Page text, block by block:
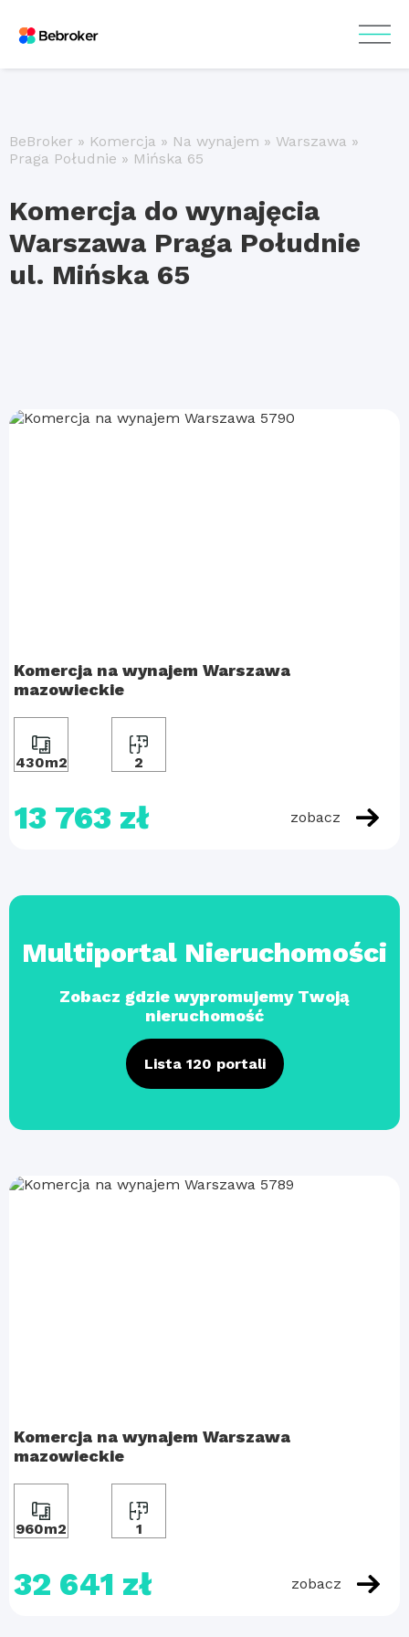
BeBroker » Komercja » Na wynajem » Warszawa »
Praga Południe » Mińska 65
Komercja do wynajęcia
Warszawa Praga Południe
ul. Mińska 65
Komercja na wynajem Warszawa
mazowieckie
430m2 2
13 763 zł zobacz
Multiportal Nieruchomości
Zobacz gdzie wypromujemy Twoją
nieruchomość
Lista 120 portali
Komercja na wynajem Warszawa
mazowieckie
960m2 1
32 641 zł zobacz